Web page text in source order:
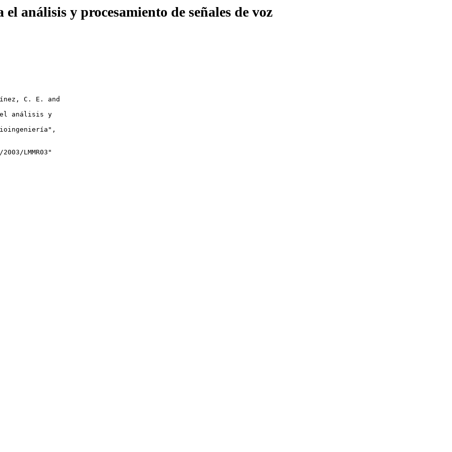
análisis y procesamiento de señales de voz
C. E. and
análisis y
2003/LMMR03"